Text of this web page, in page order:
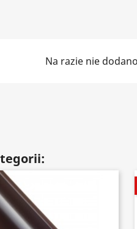
Na razie nie